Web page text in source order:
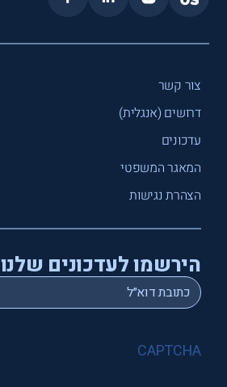
צור קשר
דרושים (אנגלית)
עדכונים
המאגר המשפטי
הצהרת נגישות
הירשמו לעדכונים שלנו
Email
*
CAPTCHA